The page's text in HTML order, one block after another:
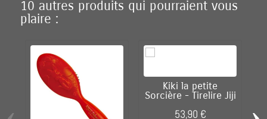
10 autres produits qui pourraient vous
plaire :
Kiki la petite
Sorcière - Tirelire Jiji
53,90 €